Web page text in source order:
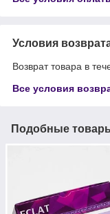
Условия
Возврат товара в
Все условия
Подобные